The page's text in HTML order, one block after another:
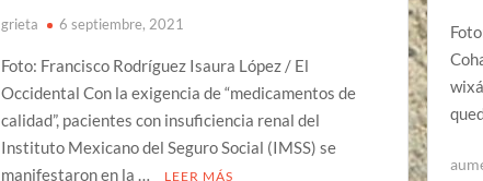
grieta 6 septiembre, 2021
Foto: Francisco Rodríguez Isaura López / El
Occidental Con la exigencia de “medicamentos de
calidad”, pacientes con insuficiencia renal del
Instituto Mexicano del Seguro Social (IMSS) se
manifestaron en la …
LEER MÁS